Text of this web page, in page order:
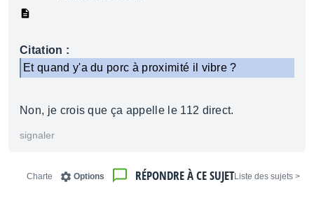
Citation :
Et quand y'a du porc à proximité il vibre ?
Non, je crois que ça appelle le 112 direct.
signaler
< Liste des sujets
RÉPONDRE À CE SUJET
Options
Charte